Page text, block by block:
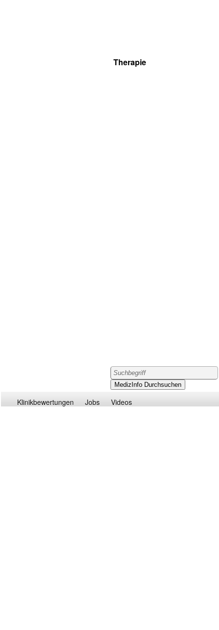
Therapie
Klinikbewertungen Jobs Videos